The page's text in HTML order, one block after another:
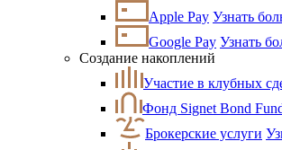
Apple Pay Узнать
Google Pay Узнать
Создание накоплений
Участие в клубных
Фонд Signet Bond
Брокерские услуги